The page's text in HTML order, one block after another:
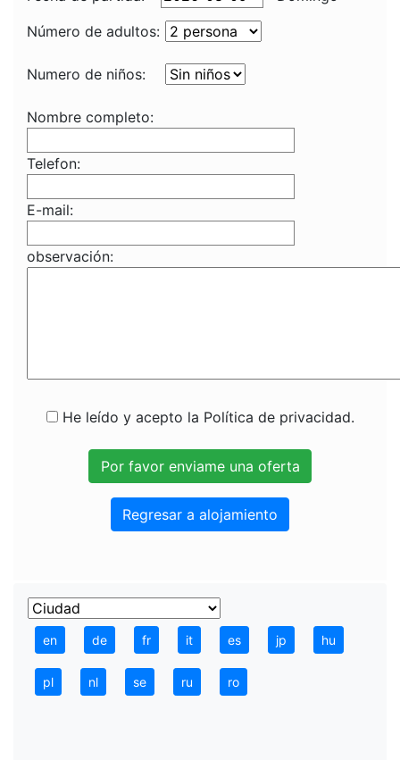
Número de adultos:
Numero de niños:
Nombre completo:
Telefon:
E-mail:
observación:
He leído y acepto la Política de privacidad.
Regresar a alojamiento
en de fr it es jp hu
pl nl se ru ro